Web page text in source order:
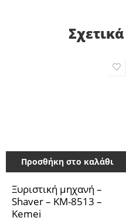
Προσθήκη στο καλάθι
Ξυριστική μηχανή –
Shaver – KM-8513 –
Kemei